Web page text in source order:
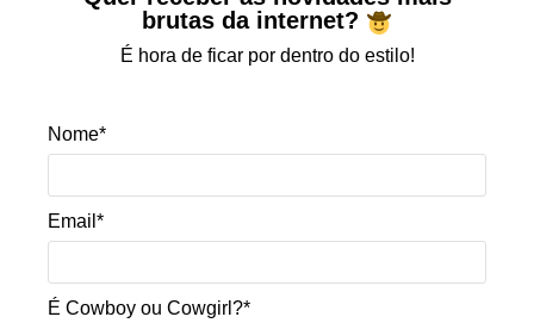
brutas da internet?
É hora de ficar por dentro do estilo!
Nome*
Email*
É Cowboy ou Cowgirl?*